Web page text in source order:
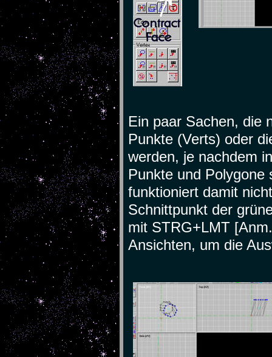
Ein paar Sachen, die
Punkte (Verts) oder
werden, je nachdem
Punkte und
funktioniert damit
Schnittpunkt der
mit STRG+LMT
Ansichten, um die